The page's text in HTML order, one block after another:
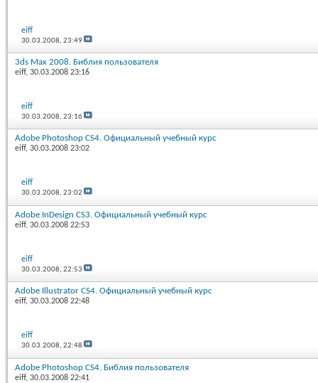
eiff
30.03.2008,23:49
3ds Max 2008. Библия пользователя
eiff, 30.03.2008 23:16
eiff
30.03.2008,23:16
Adobe Photoshop CS4. Официальный учебный курс
eiff, 30.03.2008 23:02
eiff
30.03.2008,23:02
Adobe InDesign CS3. Официальный учебный курс
eiff, 30.03.2008 22:53
eiff
30.03.2008,22:53
Adobe Illustrator CS4. Официальный учебный курс
eiff, 30.03.2008 22:48
eiff
30.03.2008,22:48
Adobe Photoshop CS4. Библия пользователя
eiff, 30.03.2008 22:41